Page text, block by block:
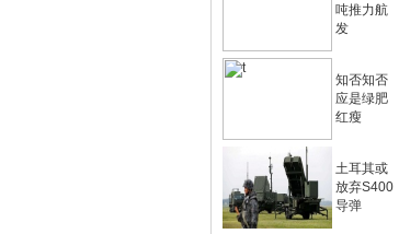
吨推力航
发
知否知否
应是绿肥
红瘦
土耳其或
放弃S400
导弹